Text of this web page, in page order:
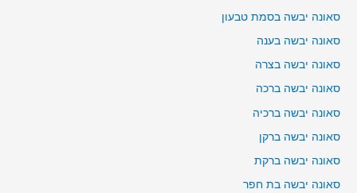
סאונה יבשה בסמת טבעון
סאונה יבשה בענה
סאונה יבשה בצרה
סאונה יבשה ברכה
סאונה יבשה ברכיה
סאונה יבשה ברקן
סאונה יבשה ברקת
סאונה יבשה בת חפר